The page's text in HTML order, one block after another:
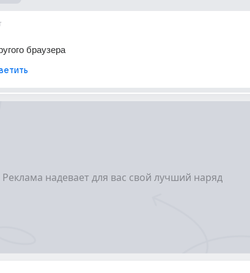
браузера